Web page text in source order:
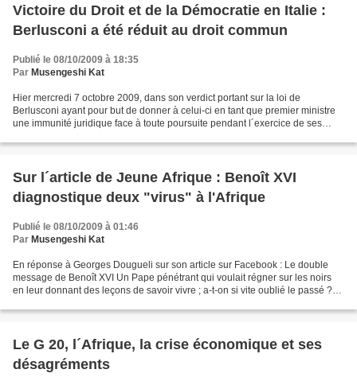
Victoire du Droit et de la Démocratie en Italie :
Berlusconi a été réduit au droit commun
Publié le 08/10/2009 à 18:35
Par Musengeshi Kat
Hier mercredi 7 octobre 2009, dans son verdict portant sur la loi de
Berlusconi ayant pour but de donner à celui-ci en tant que premier ministre
une immunité juridique face à toute poursuite pendant l´exercice de ses
Sur l´article de Jeune Afrique : Benoît XVI
diagnostique deux "virus" à l'Afrique
Publié le 08/10/2009 à 01:46
Par Musengeshi Kat
En réponse à Georges Dougueli sur son article sur Facebook : Le double
message de Benoît XVI Un Pape pénétrant qui voulait régner sur les noirs
en leur donnant des leçons de savoir vivre ; a-t-on si vite oublié le passé ?
Le G 20, l´Afrique, la crise économique et ses
désagréments